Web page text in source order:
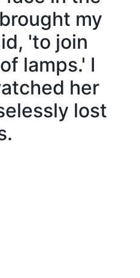
my
'to join
lamps.' I
her
lost